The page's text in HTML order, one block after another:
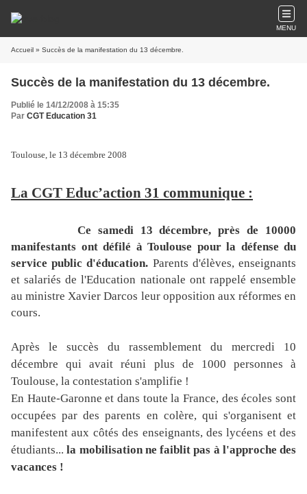
MENU
Accueil » Succès de la manifestation du 13 décembre.
Succès de la manifestation du 13 décembre.
Publié le 14/12/2008 à 15:35
Par CGT Education 31
Toulouse, le 13 décembre 2008
La CGT Educ’action 31 communique :
Ce samedi 13 décembre, près de 10000
manifestants ont défilé à Toulouse pour la défense du
service public d'éducation. Parents d'élèves, enseignants
et salariés de l'Education nationale ont rappelé ensemble
au ministre Xavier Darcos leur opposition aux réformes en
cours.
Après le succès du rassemblement du mercredi 10
décembre qui avait réuni plus de 1000 personnes à
Toulouse, la contestation s'amplifie !
En Haute-Garonne et dans toute la France, des écoles sont
occupées par des parents en colère, qui s'organisent et
manifestent aux côtés des enseignants, des lycéens et des
étudiants...la mobilisation ne faiblit pas à l'approche des
vacances !